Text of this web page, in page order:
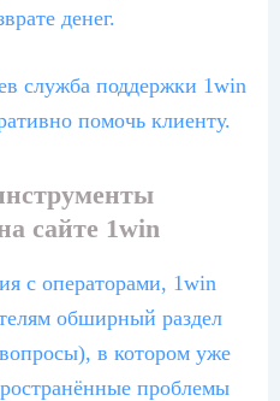
денег.
служба поддержки 1win
помочь клиенту.
сайте 1win
с операторами, 1win
обширный раздел
в котором уже
проблемы